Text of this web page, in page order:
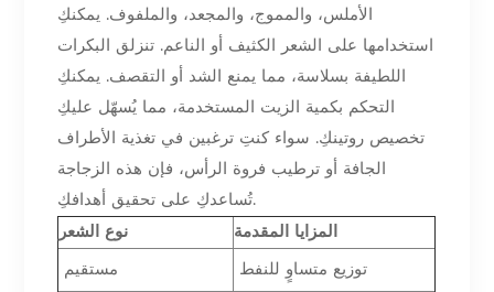
الأملس، والمموج، والمجعد، والملفوف. يمكنكِ
استخدامها على الشعر الكثيف أو الناعم. تنزلق البكرات
اللطيفة بسلاسة، مما يمنع الشد أو التقصف. يمكنكِ
التحكم بكمية الزيت المستخدمة، مما يُسهّل عليكِ
تخصيص روتينكِ. سواء كنتِ ترغبين في تغذية الأطراف
الجافة أو ترطيب فروة الرأس، فإن هذه الزجاجة
تُساعدكِ على تحقيق أهدافكِ.
نوع الشعر
المزايا المقدمة
مستقيم
توزيع متساوٍ للنفط